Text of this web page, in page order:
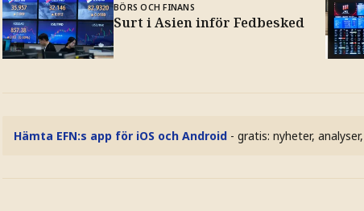
BÖRS OCH FINANS
Surt i Asien inför Fedbesked
Hämta EFN:s app för iOS och Android - gratis: nyheter,